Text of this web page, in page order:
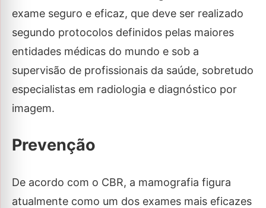
exame seguro e eficaz, que deve ser realizado
segundo protocolos definidos pelas maiores
entidades médicas do mundo e sob a
supervisão de profissionais da saúde, sobretudo
especialistas em radiologia e diagnóstico por
imagem.
Prevenção
De acordo com o CBR, a mamografia figura
atualmente como um dos exames mais eficazes